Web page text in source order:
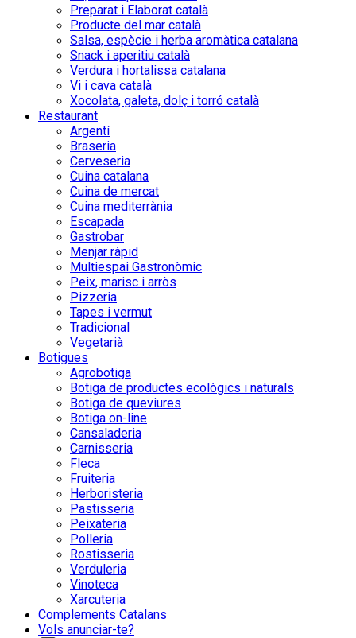
Preparat i Elaborat català
Producte del mar català
Salsa, espècie i herba aromàtica catalana
Snack i aperitiu català
Verdura i hortalissa catalana
Vi i cava català
Xocolata, galeta, dolç i torró català
Restaurant
Argentí
Braseria
Cerveseria
Cuina catalana
Cuina de mercat
Cuina mediterrània
Escapada
Gastrobar
Menjar ràpid
Multiespai Gastronòmic
Peix, marisc i arròs
Pizzeria
Tapes i vermut
Tradicional
Vegetarià
Botigues
Agrobotiga
Botiga de productes ecològics i naturals
Botiga de queviures
Botiga on-line
Cansaladeria
Carnisseria
Fleca
Fruiteria
Herboristeria
Pastisseria
Peixateria
Polleria
Rostisseria
Verduleria
Vinoteca
Xarcuteria
Complements Catalans
Vols anunciar-te?